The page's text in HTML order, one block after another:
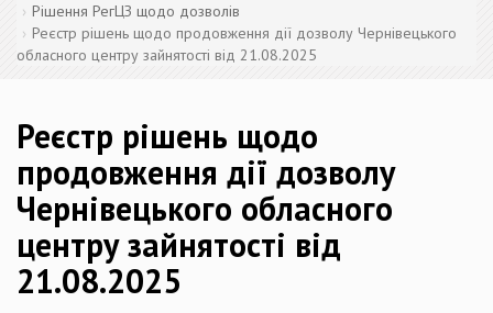
Рішення РегЦЗ щодо дозволів
Реєстр рішень щодо продовження дії дозволу Чернівецького
обласного центру зайнятості від 21.08.2025
Реєстр рішень щодо
продовження дії дозволу
Чернівецького обласного
центру зайнятості від
21.08.2025